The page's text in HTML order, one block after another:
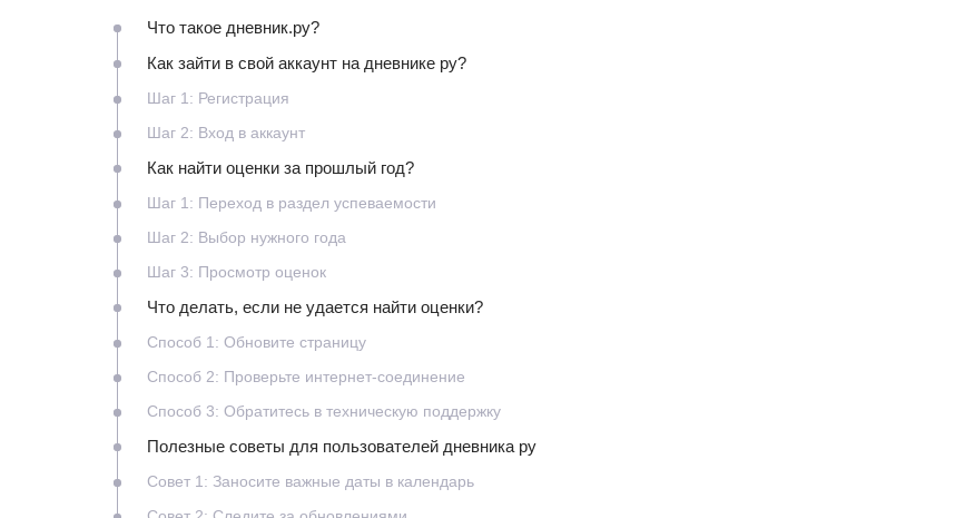
Что такое дневник.ру?
Как зайти в свой аккаунт на дневнике ру?
Шаг 1: Регистрация
Шаг 2: Вход в аккаунт
Как найти оценки за прошлый год?
Шаг 1: Переход в раздел успеваемости
Шаг 2: Выбор нужного года
Шаг 3: Просмотр оценок
Что делать, если не удается найти оценки?
Способ 1: Обновите страницу
Способ 2: Проверьте интернет-соединение
Способ 3: Обратитесь в техническую поддержку
Полезные советы для пользователей дневника ру
Совет 1: Заносите важные даты в календарь